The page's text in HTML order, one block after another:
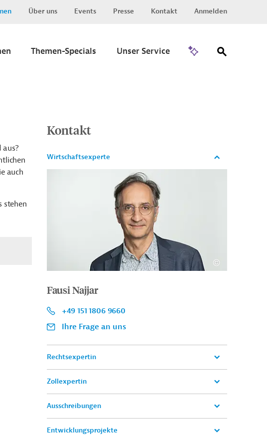
Über uns Events Presse Kontakt Anmelden
Themen-Specials Unser Service
auch
stehen
Kontakt
Wirtschaftsexperte
Fausi Najjar
+49 151 1806 9660
Ihre Frage an uns
Rechtsexpertin
Zollexpertin
Ausschreibungen
Entwicklungsprojekte